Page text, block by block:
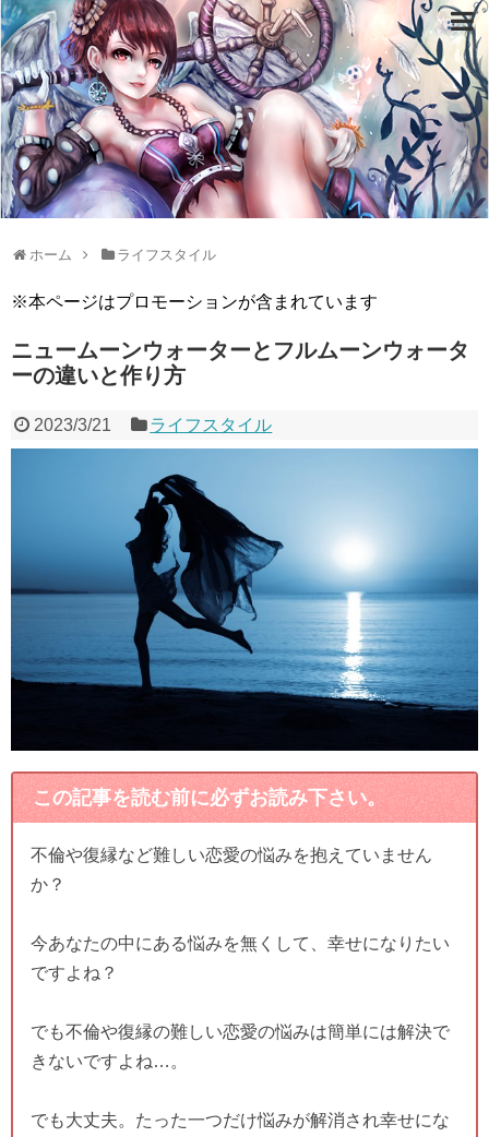
ホーム ライフスタイル
※本ページはプロモーションが含まれています
ニュームーンウォーターとフルムーンウォータ
ーの違いと作り方
2023/3/21 ライフスタイル
この記事を読む前に必ずお読み下さい。
不倫や復縁など難しい恋愛の悩みを抱えていません
か？
今あなたの中にある悩みを無くして、幸せになりたい
ですよね？
でも不倫や復縁の難しい恋愛の悩みは簡単には解決で
きないですよね…。
でも大丈夫。たった一つだけ悩みが解消され幸せにな